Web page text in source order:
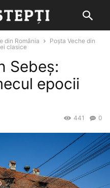
din România
Poșta Veche din
clasice
Sebeș:
epocii
0
441